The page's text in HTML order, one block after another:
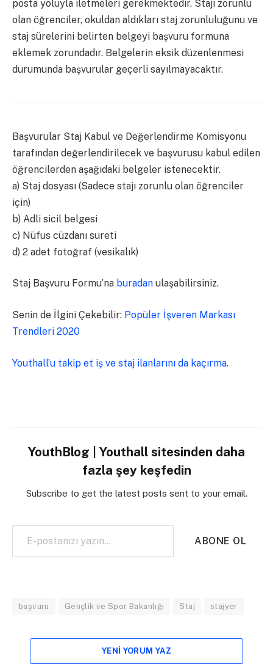
posta yoluyla iletmeleri gerekmektedir. Stajı zorunlu
olan öğrenciler, okuldan aldıkları staj zorunluluğunu ve
staj sürelerini belirten belgeyi başvuru formuna
eklemek zorundadır. Belgelerin eksik düzenlenmesi
durumunda başvurular geçerli sayılmayacaktır.
Başvurular Staj Kabul ve Değerlendirme Komisyonu
tarafından değerlendirilecek ve başvurusu kabul edilen
öğrencilerden aşağıdaki belgeler istenecektir.
a) Staj dosyası (Sadece stajı zorunlu olan öğrenciler
için)
b) Adli sicil belgesi
c) Nüfus cüzdanı sureti
d) 2 adet fotoğraf (vesikalık)
Staj Başvuru Formu’na buradan ulaşabilirsiniz.
Senin de İlgini Çekebilir: Popüler İşveren Markası
Trendleri 2020
Youthall’u takip et iş ve staj ilanlarını da kaçırma.
YouthBlog | Youthall sitesinden daha
fazla şey keşfedin
Subscribe to get the latest posts sent to your email.
E-postanızı yazın…
ABONE OL
başvuru Gençlik ve Spor Bakanlığı Staj stajyer
YENI YORUM YAZ